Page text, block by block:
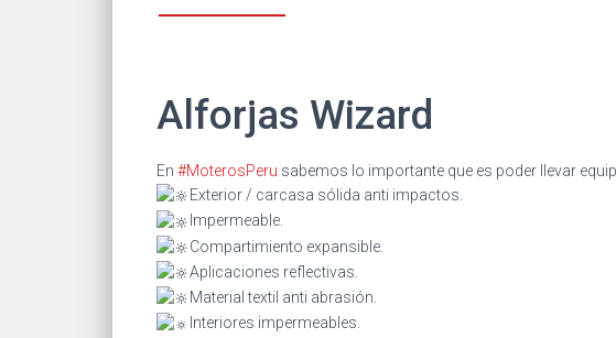
Alforjas Wizard
En #MoterosPeru sabemos lo importante que es poder llevar
Exterior / carcasa sólida anti impactos.
Impermeable.
Compartimiento expansible.
Aplicaciones reflectivas.
Material textil anti abrasión.
Interiores impermeables.